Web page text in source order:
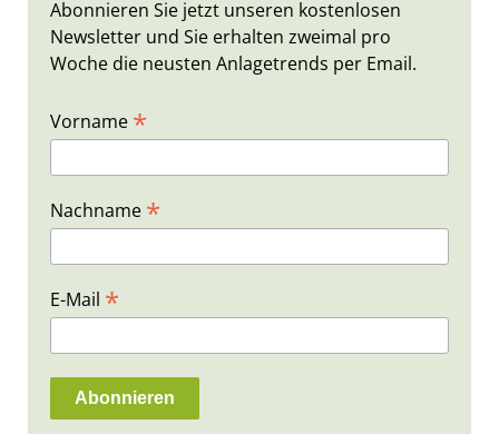
Abonnieren Sie jetzt unseren kostenlosen
Newsletter und Sie erhalten zweimal pro
Woche die neusten Anlagetrends per Email.
Vorname *
Nachname *
E-Mail *